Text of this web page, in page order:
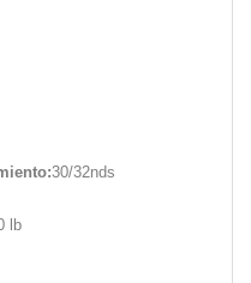
30/32nds
lb